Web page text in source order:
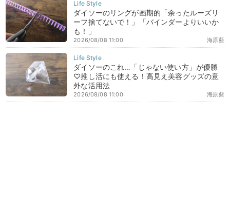
ダイソーのリングが画期的「余ったルーズリ
ーフ捨てないで！」「バインダーよりいいか
も！」
海原藍
2026/08/08 11:00
ダイソーのこれ…「じゃない使い方」が優勝
♡推し活にも使える！高見え美容グッズの意
外な活用法
海原藍
2026/08/08 11:00